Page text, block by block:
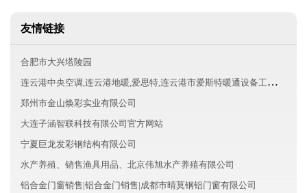
友情链接
合肥市大兴塔陵园
连云港中央空调,连云港地暖,爱思特,连云港市爱斯特暖通设备工程有限公司
郑州市金山焕彩实业有限公司
大连子涵智联科技有限公司官方网站
宁夏巨龙发彩钢结构有限公司
水产养殖、销售渔具用品、北京伟旭水产养殖有限公司
铝合金门窗销售|铝合金门销售|成都市晴莫钢铝门窗有限公司